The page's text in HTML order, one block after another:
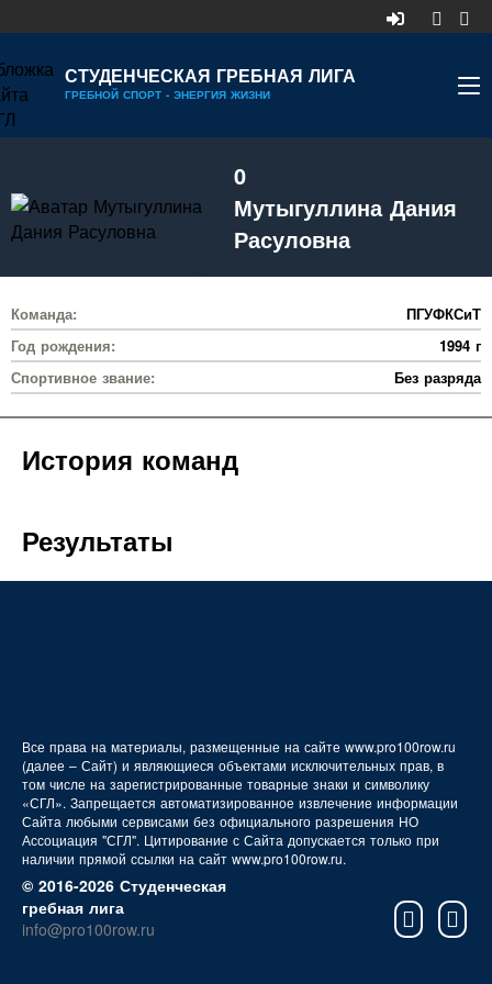
СТУДЕНЧЕСКАЯ ГРЕБНАЯ ЛИГА
ГРЕБНОЙ СПОРТ - ЭНЕРГИЯ ЖИЗНИ
КАЛЕНДАРЬ
ДИВИЗИОНЫ
УЧАСТНИКИ
РЕЙТИНГ
ДОКУМЕНТЫ
0
Мутыгуллина Дания
Расуловна
Команда:
ПГУФКСиТ
Год рождения:
1994 г
Спортивное звание:
Без разряда
История команд
Результаты
Все права на материалы, размещенные на сайте www.pro100row.ru
(далее – Сайт) и являющиеся объектами исключительных прав, в
том числе на зарегистрированные товарные знаки и символику
«СГЛ». Запрещается автоматизированное извлечение информации
Сайта любыми сервисами без официального разрешения НО
Ассоциация "СГЛ". Цитирование с Сайта допускается только при
наличии прямой ссылки на сайт www.pro100row.ru.
© 2016-2026 Студенческая
гребная лига
info@pro100row.ru